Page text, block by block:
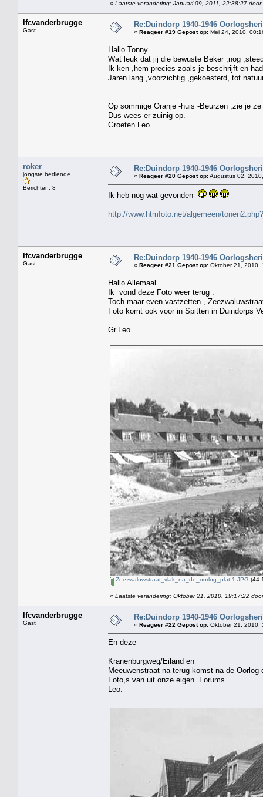
« Laatste verandering: Januari 09, 2011, 22:38:27 door
lfcvanderbrugge
Gast
Re:Duindorp 1940-1946
« Reageer #19 Gepost op: Mei 24, 2010,
Hallo Tonny.
Wat leuk dat jij die bewuste Beker ,nog
Ik ken ,hem precies zoals je beschrijft en
Jaren lang ,voorzichtig ,gekoesterd, tot
Op sommige Oranje -huis -Beurzen ,zie je
Dus wees er zuinig op.
Groeten Leo.
roker
jongste bediende
Berichten: 8
Re:Duindorp 1940-1946
« Reageer #20 Gepost op:Augustus 02,
Ik heb nog wat gevonden
http://www.htmfoto.net/algemeen/
lfcvanderbrugge
Gast
Re:Duindorp 1940-1946
« Reageer #21 Gepost op: Oktober 21, 2010,
Hallo Allemaal
Ik vond deze Foto weer terug .
Toch maar even vastzetten ,
Foto komt ook voor in Spitten in Duindorps
Gr.Leo.
Zeezwaluwstraat_vlak_na_de_oorlog_plat-1.JPG
« Laatste verandering: Oktober 21, 2010, 19:17:22
lfcvanderbrugge
Gast
Re:Duindorp 1940-1946
« Reageer #22 Gepost op: Oktober 21, 2010,
En deze
Kranenburgweg/Eiland en
Meeuwenstraat na terug komst na de Oorlog
Foto,s van uit onze eigen Forums.
Leo.